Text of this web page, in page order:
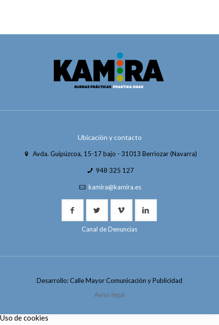
Ubicación y contacto
Avda. Guipúzcoa, 15-17 bajo - 31013 Berriozar (Navarra)
948 325 127
kamira@kamira.es
Canal de Denuncias
Desarrollo: Calle Mayor Comunicación y Publicidad
Aviso legal
Uso de cookies